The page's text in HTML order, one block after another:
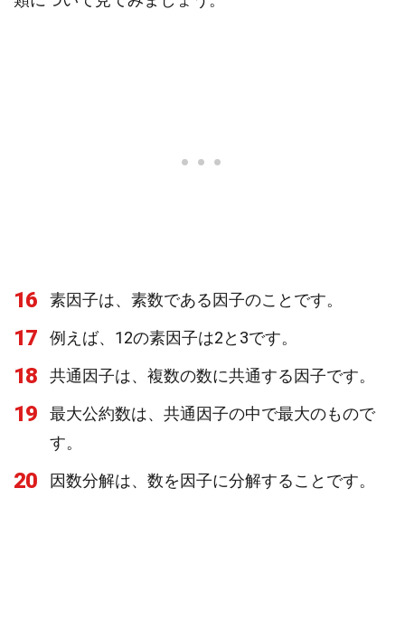
16 素因子は、素数である因子のことです。
17 例えば、12の素因子は2と3です。
18 共通因子は、複数の数に共通する因子です。
19
最大公約数は、共通因子の中で最大のもので
す。
20 因数分解は、数を因子に分解することです。